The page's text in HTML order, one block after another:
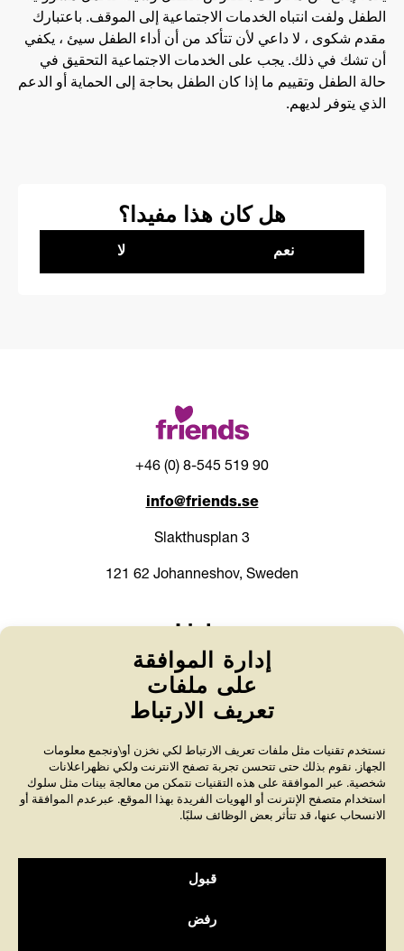
إدارة الموافقة
على ملفات
تعريف الارتباط
نستخدم تقنيات مثل ملفات تعريف الارتباط لكي نخزن أو\ونجمع معلومات
الجهاز. نقوم بذلك حتى تتحسن تجربة تصفح الانترنت ولكي نظهراعلانات
شخصية. عبر الموافقة على هذه التقنيات نتمكن من معالجة بينات مثل سلوك
استخدام متصفح الإنترنت أو الهويات الفريدة بهذا الموقع. عبرعدم الموافقة أو
الانسحاب عنها، قد تتأثر بعض الوظائف سلبًا.
قبول
رفض
الطفل ولفت انتباه الخدمات الاجتماعية إلى الموقف. باعتبارك
مقدم شكوى ، لا داعي لأن تتأكد من أن أداء الطفل سيئ ، يكفي
أن تشك في ذلك. يجب على الخدمات الاجتماعية التحقيق في
حالة الطفل وتقييم ما إذا كان الطفل بحاجة إلى الحماية أو الدعم
الذي يتوفر لديهم.
هل كان هذا مفيدا؟
نعم لا
+46 (0) 8-545 519 90
info@friends.se
Slakthusplan 3
121 62 Johanneshov, Sweden
World Anti-Bullying Forum
About bullying
Policies
Contact us
Friends’ 90-account is audited annually by Svensk
percent of the revenue is used for the intended purpose